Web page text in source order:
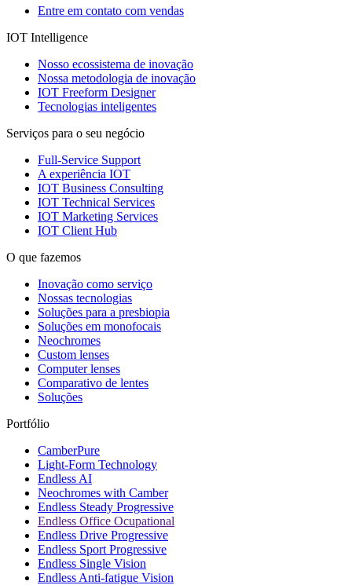
Entre em contato com vendas
IOT Intelligence
Nosso ecossistema de inovação
Nossa metodologia de inovação
IOT Freeform Designer
Tecnologias inteligentes
Serviços para o seu negócio
Full-Service Support
A experiência IOT
IOT Business Consulting
IOT Technical Services
IOT Marketing Services
IOT Client Hub
O que fazemos
Inovação como serviço
Nossas tecnologias
Soluções para a presbiopia
Soluções em monofocais
Neochromes
Custom lenses
Computer lenses
Comparativo de lentes
Soluções
Portfólio
CamberPure
Light-Form Technology
Endless AI
Neochromes with Camber
Endless Steady Progressive
Endless Office Ocupational
Endless Drive Progressive
Endless Sport Progressive
Endless Single Vision
Endless Anti-fatigue Vision